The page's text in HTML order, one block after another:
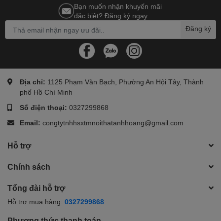
Vòng gác chân tiện lợi, giúp thư giãn hoặc dễ tạo dáng khi chụp
ảnh
Đế ghế gắn nút nhựa, hạn chế trượt và tránh làm trầy xước nền
gạch/gỗ
Giao hàng hoả tốc – Ghế đã lắp sẵn, không cần cài đặt thêm, sử
dụng ngay khi nhận
🎯 Ghế bar cao 75cm của Anh Hoàng là lựa chọn lý tưởng cho
mình toát lên sự tinh tế. Dù là ban công nhỏ, góc decor chụp
hình, hay bàn đảo căn bếp hiện đại, sản phẩm này đều mang lại
giá trị sử dụng cao và vẻ đẹp hài hòa cho tổng thể nội thất.
Bạn muốn nhận khuyến mãi
đặc biệt? Đăng ký ngay.
Đăng ký
Địa chỉ: 1125 Phạm Văn Bạch, Phường An Hội Tây, Thành
phố Hồ Chí Minh
Số điện thoại: 0327299868
Email: congtytnhhsxtmnoithatanhhoang@gmail.com
Hỗ trợ
Chính sách
Tổng đài hỗ trợ
Hỗ trợ mua hàng: 0327299868